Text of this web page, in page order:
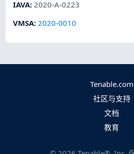
IAVA:2020-A-0223
VMSA: 2020-0010
Tenable.com
社区与支持
文档
教育